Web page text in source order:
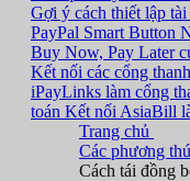
Gợi ý cách thiết lập
PayPal Smart Button
Buy Now, Pay Later
Kết nối các cổng
iPayLinks làm cổng
toán Kết nối AsiaBill
Trang chủ
Các phương
Cách tái đồng